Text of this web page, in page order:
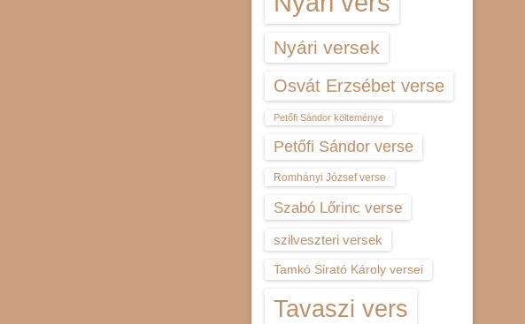
Nyári versek
Osvát Erzsébet verse
Petőfi Sándor költeménye
Petőfi Sándor verse
Romhányi József verse
Szabó Lőrinc verse
szilveszteri versek
Tamkó Sirató Károly versei
Tavaszi vers